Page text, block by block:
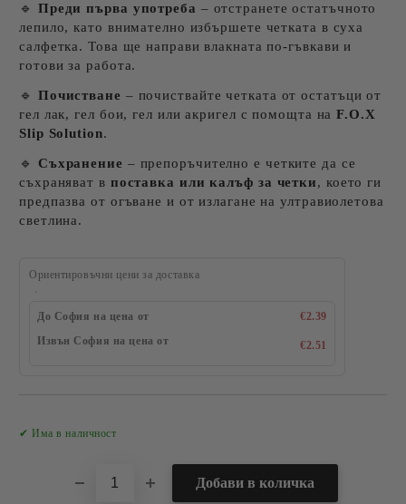
🔹 Преди първа употреба – отстранете остатъчното
лепило, като внимателно избършете четката в суха
салфетка. Това ще направи влакната по-гъвкави и
готови за работа.
🔹 Почистване – почиствайте четката от остатъци от
гел лак, гел бои, гел или акригел с помощта наF.O.X
Slip Solution.
🔹 Съхранение – препоръчително е четките да се
съхраняват в поставка или калъф за четки, което ги
предпазва от огъване и от излагане на ултравиолетова
светлина.
Ориентировъчни цени за доставка
До София на цена от
€2.39
Извън София на цена от
€2.51
✔ Има в наличност